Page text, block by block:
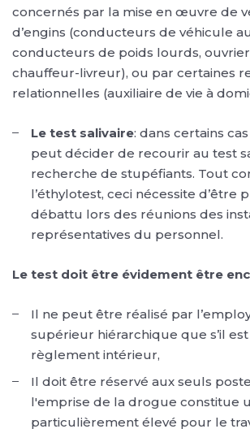
concernés par la mise en œuvre de
d’engins (conducteurs de véhicule
conducteurs de poids lourds,
chauffeur-livreur), ou par certaines
relationnelles (auxiliaire de vie à
Le test salivaire: dans certains
peut décider de recourir au test
recherche de stupéfiants. Tout
l’éthylotest, ceci nécessite d’être
débattu lors des réunions des
représentatives du personnel.
Le test doit être évidement être
Il ne peut être réalisé par
supérieur hiérarchique que s’il
règlement intérieur,
Il doit être réservé aux seuls
l'emprise de la drogue constitue
particulièrement élevé pour le